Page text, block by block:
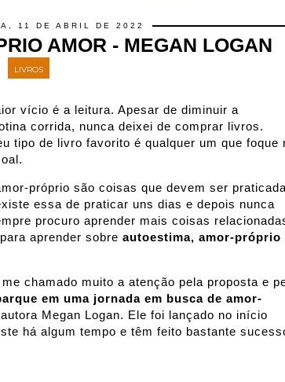
11 DE ABRIL DE 2022
AMOR - MEGAN LOGAN
LIVROS
vício é a leitura. Apesar de diminuir a
corrida, nunca deixei de comprar livros.
tipo de livro favorito é qualquer um que foque
próprio são coisas que devem ser
essa de praticar uns dias e depois nunca
procuro aprender mais coisas
aprender sobre autoestima, amor-próprio
chamado muito a atenção pela proposta e
em uma jornada em busca de amor-
Megan Logan. Ele foi lançado no início
há algum tempo e têm feito bastante